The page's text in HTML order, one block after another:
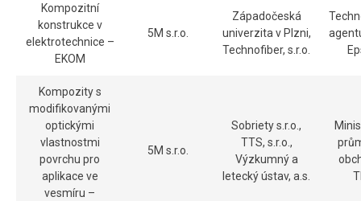
Kompozitní
konstrukce v
elektrotechnice –
EKOM
5M s.r.o.
Západočeská
univerzita v Plzni,
Technofiber, s.r.o.
Kompozity s
modifikovanými
optickými
vlastnostmi
povrchu pro
aplikace ve
vesmíru –
5M s.r.o.
Sobriety s.r.o.,
TTS, s.r.o.,
Výzkumný a
letecký ústav, a.s.